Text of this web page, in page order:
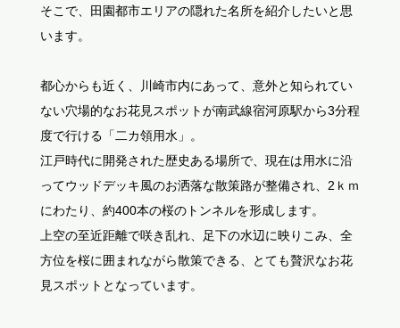
そこで、田園都市エリアの隠れた名所を紹介したいと思
います。
都心からも近く、川崎市内にあって、意外と知られてい
ない穴場的なお花見スポットが南武線宿河原駅から3分程
度で行ける「二カ領用水」。
江戸時代に開発された歴史ある場所で、現在は用水に沿
ってウッドデッキ風のお洒落な散策路が整備され、2ｋｍ
にわたり、約400本の桜のトンネルを形成します。
上空の至近距離で咲き乱れ、足下の水辺に映りこみ、全
方位を桜に囲まれながら散策できる、とても贅沢なお花
見スポットとなっています。